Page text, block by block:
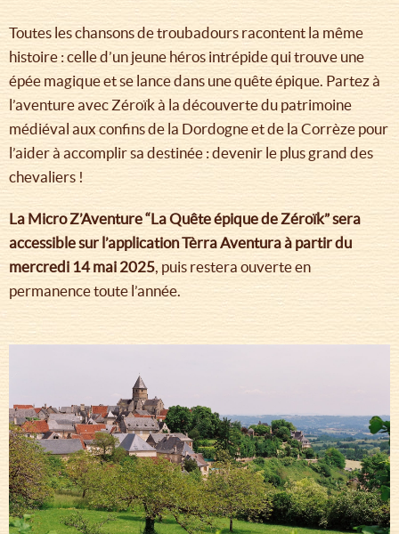
Toutes les chansons de troubadours racontent la même
histoire : celle d’un jeune héros intrépide qui trouve une
épée magique et se lance dans une quête épique. Partez à
l’aventure avec Zéroïk à la découverte du patrimoine
médiéval aux confins de la Dordogne et de la Corrèze pour
l’aider à accomplir sa destinée : devenir le plus grand des
chevaliers !
La Micro Z’Aventure “La Quête épique de Zéroïk” sera
accessible sur l’application Tèrra Aventura à partir du
mercredi 14 mai 2025, puis restera ouverte en
permanence toute l’année.